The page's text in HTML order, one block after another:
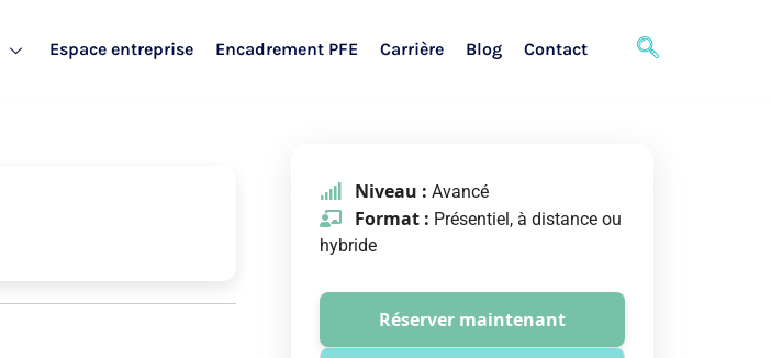
Espace entreprise Encadrement PFE Carrière Blog Contact
Niveau : Avancé
Format : Présentiel, à distance ou
hybride
Réserver maintenant